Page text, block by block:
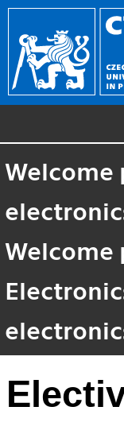
Welcome
Welcome